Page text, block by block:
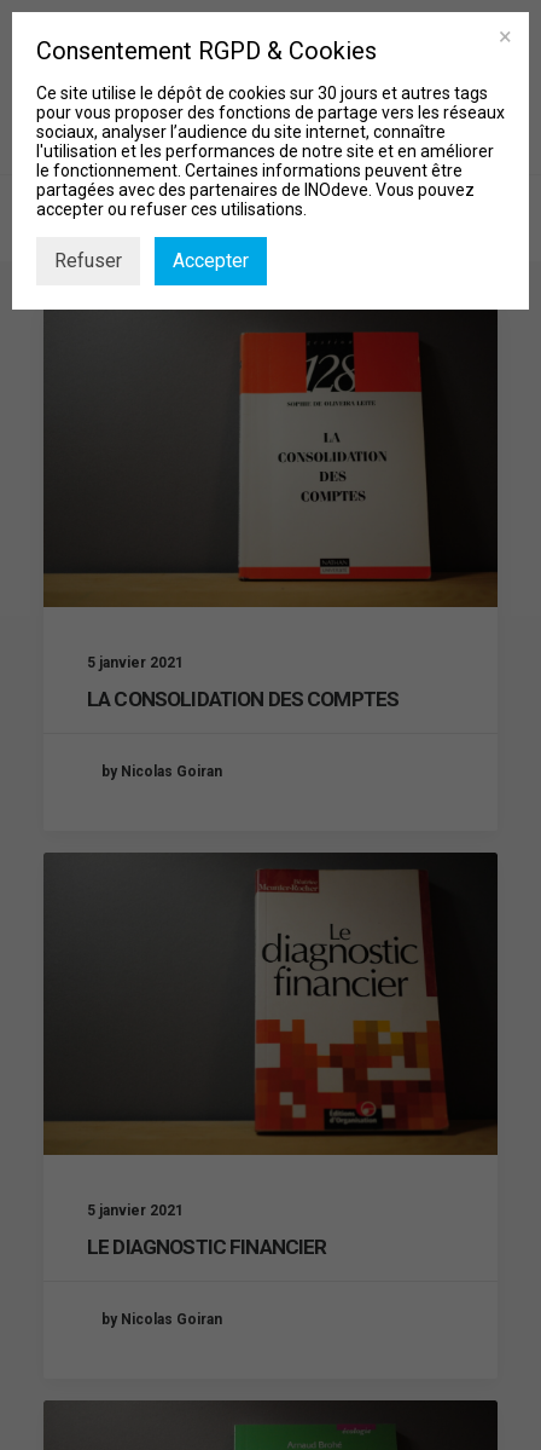
MISSIONS
Qui sommes-nous?
Nos Projets
Actu & Biblio
Contact
Recherche
5 janvier 2021
LA CONSOLIDATION DES COMPTES
by Nicolas Goiran
5 janvier 2021
LE DIAGNOSTIC FINANCIER
by Nicolas Goiran
Consentement RGPD & Cookies
Ce site utilise le dépôt de cookies sur 30 jours et autres tags
pour vous proposer des fonctions de partage vers les réseaux
sociaux, analyser l’audience du site internet, connaître
l'utilisation et les performances de notre site et en améliorer
le fonctionnement. Certaines informations peuvent être
partagées avec des partenaires de INOdeve. Vous pouvez
accepter ou refuser ces utilisations.
Refuser Accepter